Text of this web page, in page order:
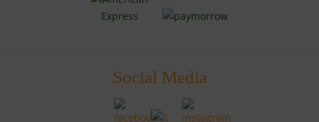
Social Media